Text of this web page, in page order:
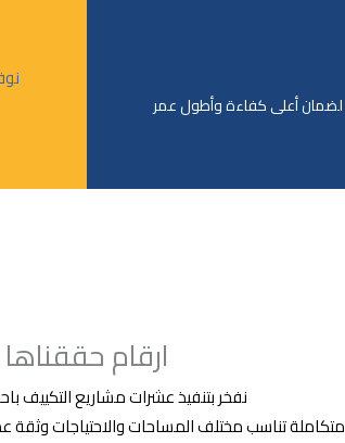
لضمان أعلى كفاءة وأطول عمر
ارقام حققناها
نفخر بتنفيذ عشرات مشاريع التكييف
تناسب مختلف المساحات والاحتياجات وثقة